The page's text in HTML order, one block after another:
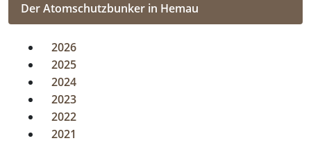
Der Atomschutzbunker in Hemau
2026
2025
2024
2023
2022
2021